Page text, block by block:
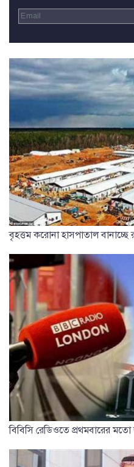
বৃহত্তম করোনা হাসপাতাল বানাচ্ছে
বিবিসি রেডিওতে প্রথমবারের মতো